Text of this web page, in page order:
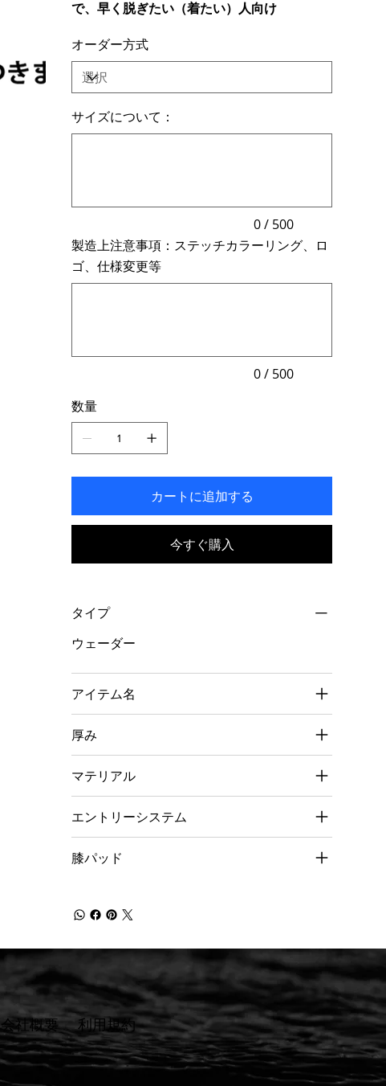
で、早く脱ぎたい（着たい）人向け
オーダー方式
サイズについて：
入
き
ま
す。
0 / 500
製造上注意事項：ステッチカラーリング、ロ
ゴ、仕様変更等
入
ま
す。
0 / 500
数量
カートに追加する
今すぐ購入
タイプ
ウェーダー
アイテム名
厚み
マテリアル
エントリーシステム
膝パッド
​会社概要 ​利用規約